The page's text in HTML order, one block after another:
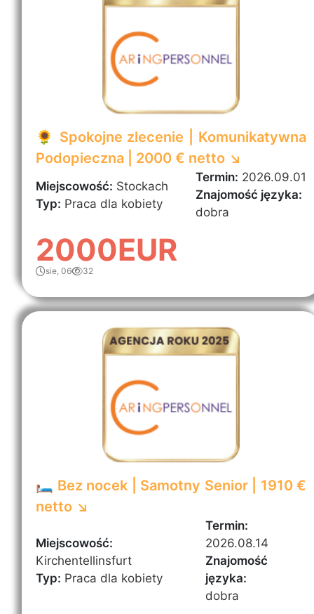
🌻 Spokojne zlecenie | Komunikatywna
Podopieczna | 2000 € netto ↘️
Miejscowość: Stockach
Typ: Praca dla kobiety
Termin: 2026.09.01
Znajomość języka:
dobra
2000EUR
sie, 06 32
🛏️ Bez nocek | Samotny Senior | 1910 €
netto ↘️
Miejscowość:
Kirchentellinsfurt
Typ: Praca dla kobiety
Termin:
2026.08.14
Znajomość
języka:
dobra